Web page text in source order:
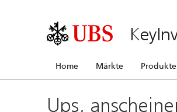
Home Märkte Produkte
Ups,